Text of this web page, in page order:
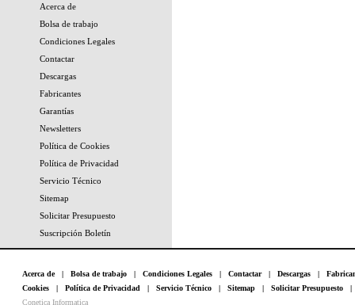
Acerca de
Bolsa de trabajo
Condiciones Legales
Contactar
Descargas
Fabricantes
Garantías
Newsletters
Política de Cookies
Política de Privacidad
Servicio Técnico
Sitemap
Solicitar Presupuesto
Suscripción Boletín
Acerca de| Bolsa de trabajo | Condiciones Legales | Contactar| Descargas |
Cookies | Política de Privacidad | Servicio Técnico | Sitemap | Solicitar Presupuesto
Conetica Informatica